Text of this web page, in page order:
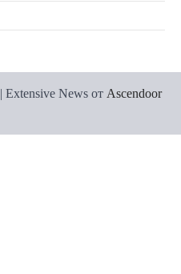
| Extensive News от Ascendoor